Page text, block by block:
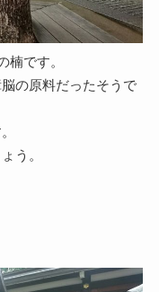
楠です。
の原料だったそうで
う。